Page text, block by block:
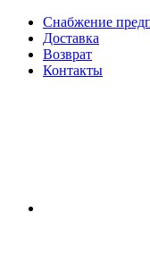
Снабжение
Доставка
Возврат
Контакты